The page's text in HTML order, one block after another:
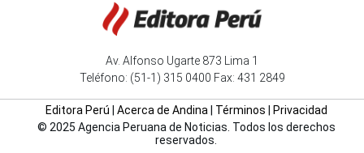
Av. Alfonso Ugarte 873 Lima 1
Teléfono: (51-1) 315 0400 Fax: 431 2849
Editora Perú Acerca de Andina Términos
Privacidad
© 2025 Agencia Peruana de Noticias. Todos los derechos
reservados.